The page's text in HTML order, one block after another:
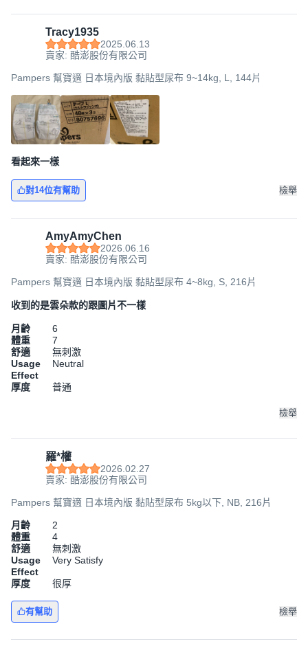
Tracy1935
2025.06.13
賣家: 酷澎股份有限公司
Pampers 幫寶適 日本境內版 黏貼型尿布 9~14kg, L, 144片
看起來一樣
對14位有幫助 檢舉
AmyAmyChen
2026.06.16
賣家: 酷澎股份有限公司
Pampers 幫寶適 日本境內版 黏貼型尿布 4~8kg, S, 216片
收到的是雲朵款的跟圖片不一樣
月齡
6
體重
7
舒適
無刺激
Usage
Effect
Neutral
厚度 普通
檢舉
羅*權
2026.02.27
賣家: 酷澎股份有限公司
Pampers 幫寶適 日本境內版 黏貼型尿布 5kg以下, NB, 216片
月齡
2
體重
4
舒適
無刺激
Usage
Effect
Very Satisfy
厚度 很厚
有幫助 檢舉